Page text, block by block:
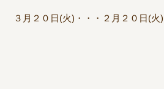
３月２０日(火)・・・２月２０日(火